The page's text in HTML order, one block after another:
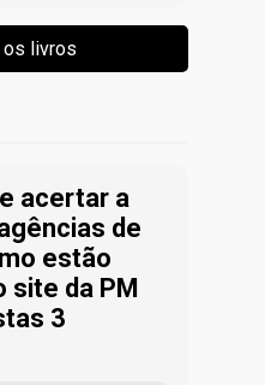
acertar a
de
estão
site da PM
3